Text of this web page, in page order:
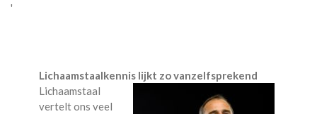
'
Lichaamstaalkennis lijkt zo vanzelfsprekend
Lichaamstaal
vertelt ons veel